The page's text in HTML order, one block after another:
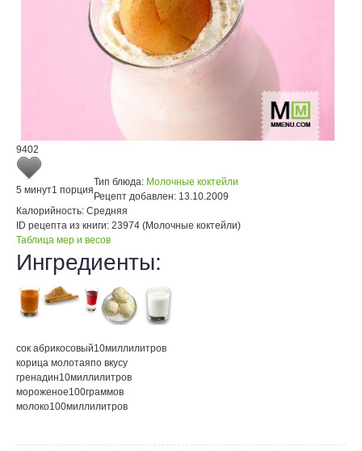
9402
5 минут1 порция
Тип блюда: Молочные коктейли
Рецепт добавлен: 13.10.2009
Калорийность: Средняя
ID рецепта из книги: 23974 (Молочные коктейли)
Таблица мер и весов
Ингредиенты:
сок абрикосовый10миллилитров
корица молотаяпо вкусу
гренадин10миллилитров
мороженое100граммов
молоко100миллилитров